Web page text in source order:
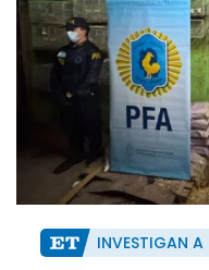
INVESTIGAN A